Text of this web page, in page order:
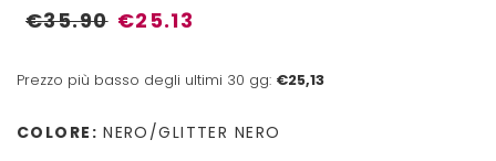
€35.90 €25.13
Prezzo più basso degli ultimi 30 gg: €25,13
COLORE: NERO/GLITTER NERO